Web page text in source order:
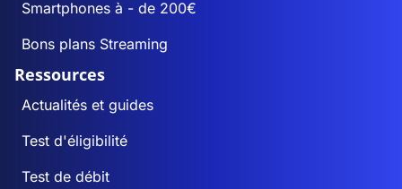
Smartphones à - de 200€
Bons plans Streaming
Ressources
Actualités et guides
Test d'éligibilité
Test de débit